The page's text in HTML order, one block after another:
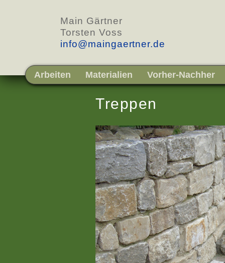
Arbeiten Materialien Vorher-Nachher
Main Gärtner
Torsten Voss
info@maingaertner.de
Treppen